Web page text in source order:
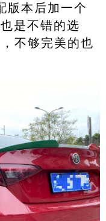
版本后加一个
是不错的选
不够完美的也